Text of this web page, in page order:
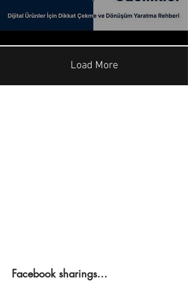
Load More
Facebook sharings...